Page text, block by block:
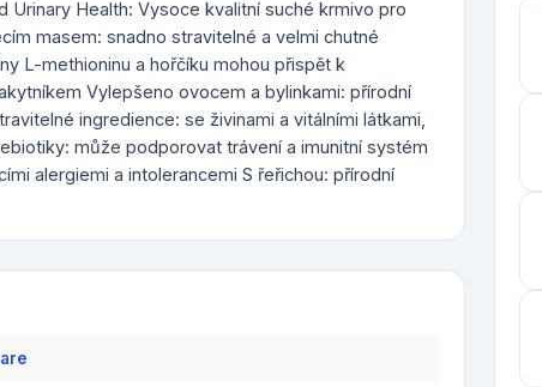
Urinary Health: Vysoce kvalitní suché krmivo pro
masem: snadno stravitelné a velmi chutné
L-methioninu a hořčíku mohou přispět k
Vylepšeno ovocem a bylinkami: přírodní
ingredience: se živinami a vitálními látkami,
může podporovat trávení a imunitní systém
alergiemi a intolerancemi S řeřichou: přírodní